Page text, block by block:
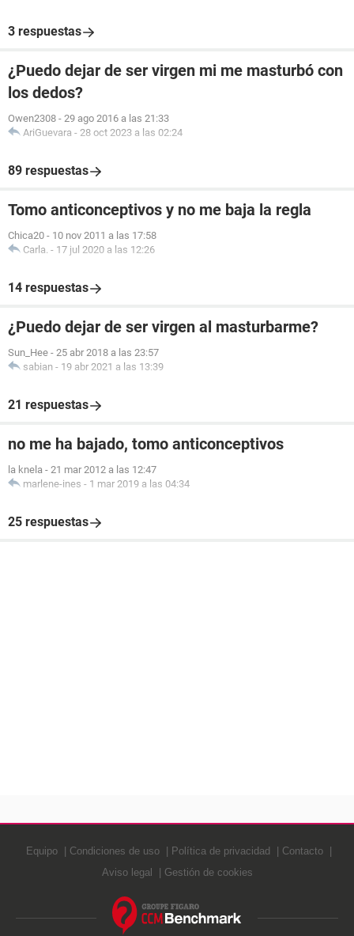
3 respuestas
¿Puedo dejar de ser virgen mi me masturbó con
los dedos?
Owen2308 - 29 ago 2016 a las 21:33
AriGuevara - 28 oct 2023 a las 02:24
89 respuestas
Tomo anticonceptivos y no me baja la regla
Chica20 - 10 nov 2011 a las 17:58
Carla. - 17 jul 2020 a las 12:26
14 respuestas
¿Puedo dejar de ser virgen al masturbarme?
Sun_Hee - 25 abr 2018 a las 23:57
sabian - 19 abr 2021 a las 13:39
21 respuestas
no me ha bajado, tomo anticonceptivos
la knela - 21 mar 2012 a las 12:47
marlene-ines - 1 mar 2019 a las 04:34
25 respuestas
Equipo Condiciones de uso Política de privacidad
Contacto
Aviso legal
Gestión de cookies